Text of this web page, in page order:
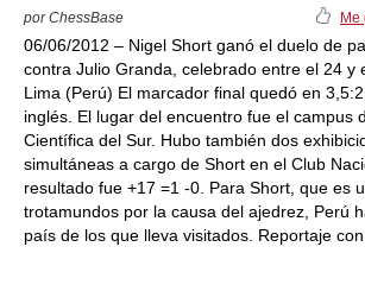
por ChessBase Me
06/06/2012 – Nigel Short ganó el duelo de
contra Julio Granda, celebrado entre el 24 y
Lima (Perú) El marcador final quedó en
inglés. El lugar del encuentro fue el campus
Científica del Sur. Hubo también dos
simultáneas a cargo de Short en el Club
resultado fue +17 =1 -0. Para Short, que es
trotamundos por la causa del ajedrez, Perú
país de los que lleva visitados. Reportaje con